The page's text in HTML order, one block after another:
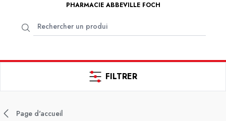
PHARMACIE ABBEVILLE FOCH
FILTRER
Page d'accueil